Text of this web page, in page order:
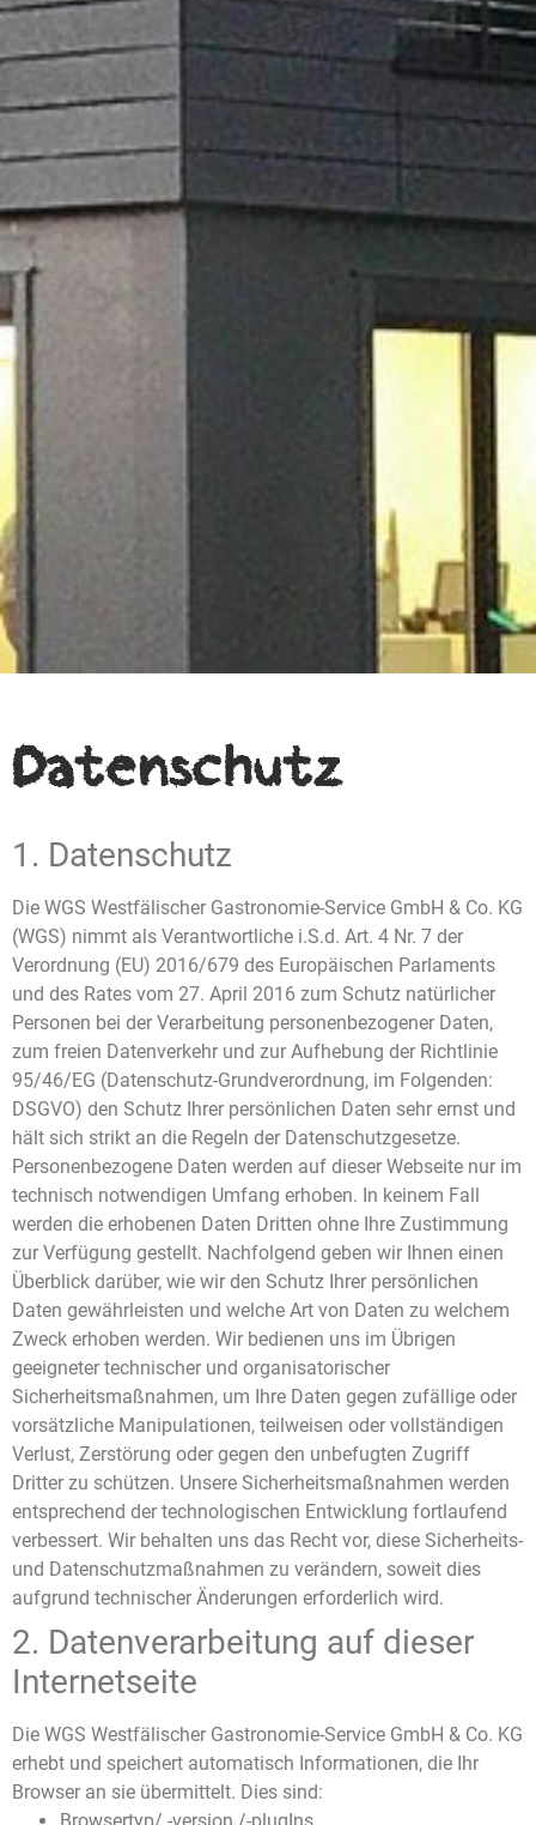
Datenschutz
1. Datenschutz
Die WGS Westfälischer Gastronomie-Service GmbH & Co. KG
(WGS) nimmt als Verantwortliche i.S.d. Art. 4 Nr. 7 der
Verordnung (EU) 2016/679 des Europäischen Parlaments
und des Rates vom 27. April 2016 zum Schutz natürlicher
Personen bei der Verarbeitung personenbezogener Daten,
zum freien Datenverkehr und zur Aufhebung der Richtlinie
95/46/EG (Datenschutz-Grundverordnung, im Folgenden:
DSGVO) den Schutz Ihrer persönlichen Daten sehr ernst und
hält sich strikt an die Regeln der Datenschutzgesetze.
Personenbezogene Daten werden auf dieser Webseite nur im
technisch notwendigen Umfang erhoben. In keinem Fall
werden die erhobenen Daten Dritten ohne Ihre Zustimmung
zur Verfügung gestellt. Nachfolgend geben wir Ihnen einen
Überblick darüber, wie wir den Schutz Ihrer persönlichen
Daten gewährleisten und welche Art von Daten zu welchem
Zweck erhoben werden. Wir bedienen uns im Übrigen
geeigneter technischer und organisatorischer
Sicherheitsmaßnahmen, um Ihre Daten gegen zufällige oder
vorsätzliche Manipulationen, teilweisen oder vollständigen
Verlust, Zerstörung oder gegen den unbefugten Zugriff
Dritter zu schützen. Unsere Sicherheitsmaßnahmen werden
entsprechend der technologischen Entwicklung fortlaufend
verbessert. Wir behalten uns das Recht vor, diese Sicherheits-
und Datenschutzmaßnahmen zu verändern, soweit dies
aufgrund technischer Änderungen erforderlich wird.
2. Datenverarbeitung auf dieser
Internetseite
Die WGS Westfälischer Gastronomie-Service GmbH & Co. KG
erhebt und speichert automatisch Informationen, die Ihr
Browser an sie übermittelt. Dies sind: